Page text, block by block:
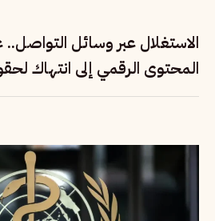
الاستغلال عبر وسائل
المحتوى الرقمي إلى انتهاك